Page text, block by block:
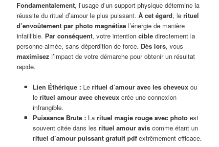
Fondamentalement, l’usage d’un support physique détermine la
réussite du rituel d’amour le plus puissant.À cet égard, lerituel
d’envoûtement par photo magnétise l’énergie de manière
infaillible. Par conséquent, votre intentioncible directement la
personne aimée, sans déperdition de force. Dès lors, vous
maximisez l’impact de votre démarche pour obtenir un résultat
rapide.
Lien Éthérique :Le rituel d’amour avec les cheveuxou
le rituel amour avec cheveuxcrée une connexion
infrangible.
Puissance Brute :La rituel magie rouge avec photoest
souvent citée dans les rituel amour aviscomme étant un
rituel d’amour puissant gratuit pdfextrêmement efficace.